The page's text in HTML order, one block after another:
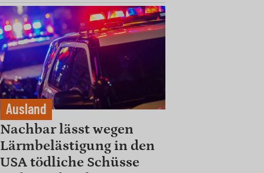
Ausland
Nachbar lässt wegen
Lärmbelästigung in den
USA tödliche Schüsse